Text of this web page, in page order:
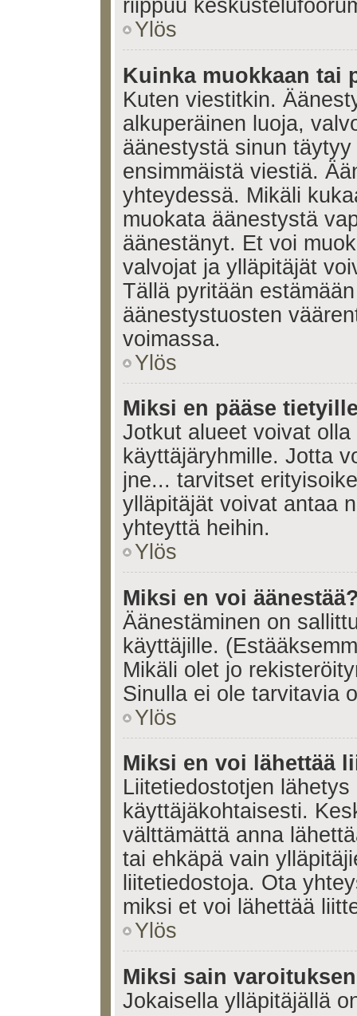
riippuu
Ylös
Kuinka muokkaan tai
Kuten viestitkin.
alkuperäinen luoja,
äänestystä sinun
ensimmäistä viestiä.
yhteydessä. Mikäli
muokata äänestystä
äänestänyt. Et voi
valvojat ja ylläpitäjät
Tällä pyritään
äänestystuosten
voimassa.
Ylös
Miksi en pääse
Jotkut alueet voivat
käyttäjäryhmille. Jotta
jne... tarvitset
ylläpitäjät voivat antaa
yhteyttä heihin.
Ylös
Miksi en voi
Äänestäminen on
käyttäjille.
Mikäli olet jo
Sinulla ei ole tarvitavia
Ylös
Miksi en voi lähettää
Liitetiedostotjen
käyttäjäkohtaisesti.
välttämättä anna
tai ehkäpä vain
liitetiedostoja. Ota
miksi et voi lähettää
Ylös
Miksi sain
Jokaisella ylläpitäjällä